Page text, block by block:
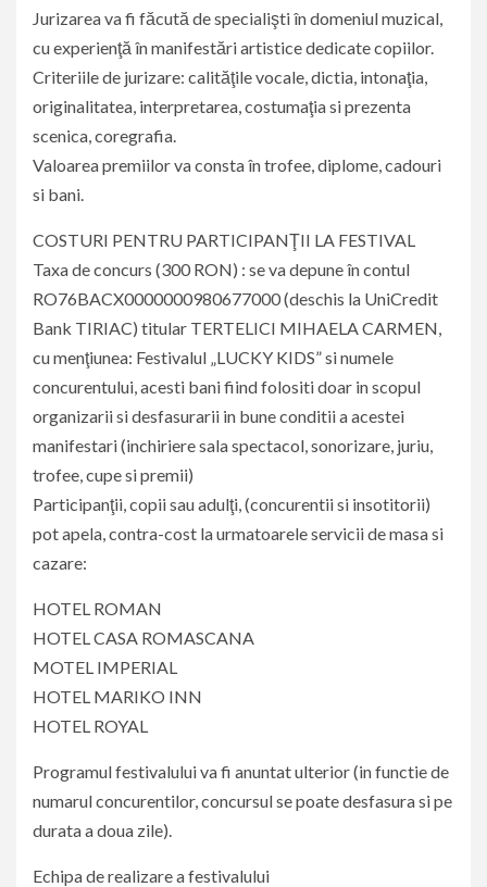
Jurizarea va fi făcută de specialişti în domeniul muzical,
cu experienţă în manifestări artistice dedicate copiilor.
Criteriile de jurizare: calităţile vocale, dictia, intonaţia,
originalitatea, interpretarea, costumaţia si prezenta
scenica, coregrafia.
Valoarea premiilor va consta în trofee, diplome, cadouri
si bani.
COSTURI PENTRU PARTICIPANŢII LA FESTIVAL
Taxa de concurs (300 RON) : se va depune în contul
RO76BACX0000000980677000 (deschis la UniCredit
Bank TIRIAC) titular TERTELICI MIHAELA CARMEN,
cu menţiunea: Festivalul „LUCKY KIDS” si numele
concurentului, acesti bani fiind folositi doar in scopul
organizarii si desfasurarii in bune conditii a acestei
manifestari (inchiriere sala spectacol, sonorizare, juriu,
trofee, cupe si premii)
Participanţii, copii sau adulţi, (concurentii si insotitorii)
pot apela, contra-cost la urmatoarele servicii de masa si
cazare:
HOTEL ROMAN
HOTEL CASA ROMASCANA
MOTEL IMPERIAL
HOTEL MARIKO INN
HOTEL ROYAL
Programul festivalului va fi anuntat ulterior (in functie de
numarul concurentilor, concursul se poate desfasura si pe
durata a doua zile).
Echipa de realizare a festivalului